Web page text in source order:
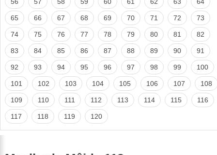
65 66 67 68 69 70 71 72 73
74 75 76 77 78 79 80 81 82
83 84 85 86 87 88 89 90 91
92 93 94 95 96 97 98 99 100
101 102 103 104 105 106 107 108
109 110 111 112 113 114 115 116
117 118 119 120